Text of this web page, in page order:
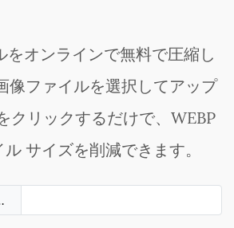
をオンラインで無料で圧縮し
像ファイルを選択してアップ
クリックするだけで、WEBP
サイズを削減できます。